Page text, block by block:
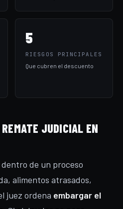
5
RIESGOS PRINCIPALES
Que cubren el descuento
JUDICIAL EN
de un proceso
alimentos atrasados,
juez ordena embargar el